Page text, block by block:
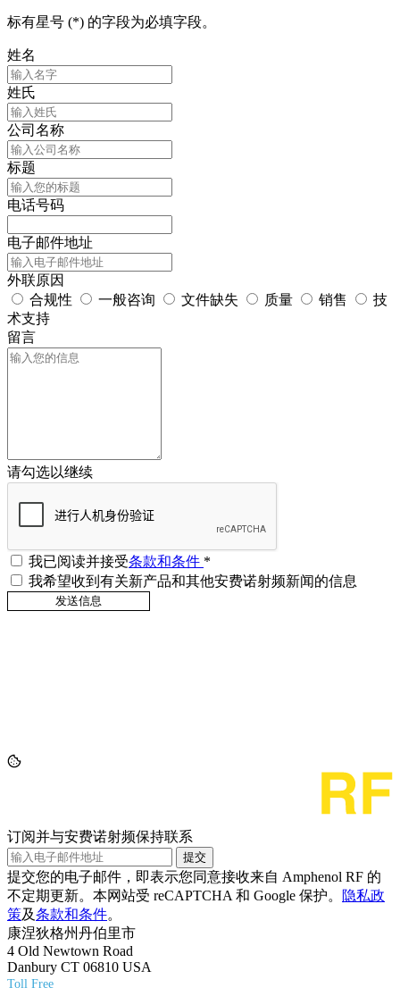
标有星号 (*) 的字段为必填字段。
姓名
姓氏
公司名称
标题
电话号码
电子邮件地址
外联原因
合规性
一般咨询 文件缺失 质量 销售
技
术支持
留言
请勾选以继续
我已阅读并接受条款和条件 *
我希望收到有关新产品和其他安费诺射频新闻的信息
订阅并与安费诺射频保持联系
提交
提交您的电子邮件，即表示您同意接收来自 Amphenol RF 的
不定期更新。本网站受 reCAPTCHA 和 Google 保护。
隐私政
策及条款和条件。
康涅狄格州丹伯里市
4 Old Newtown Road
Danbury CT 06810 USA
Toll Free